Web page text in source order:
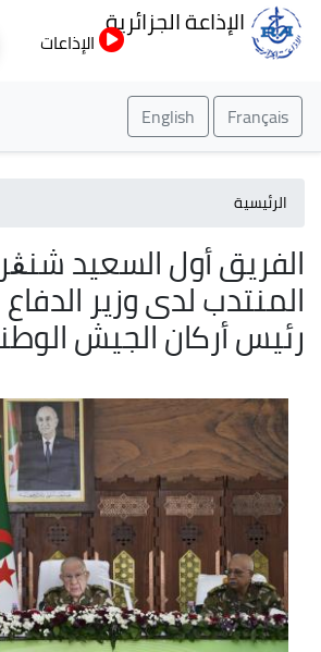
إلى
الإذاعة الجزائرية
الإذاعات
Français
English
الرئيسية
الفريق أول السعيد
المنتدب لدى وزير
رئيس أركان الجيش